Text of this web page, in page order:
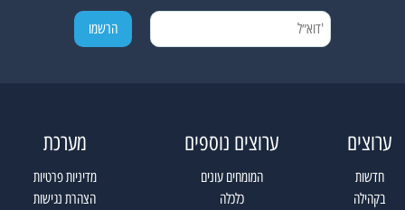
ערוצים
חדשות
בקהילה
ערוצים נוספים
המומחים עונים
כלכלה
מערכת
מדיניות פרטיות
הצהרת נגישות